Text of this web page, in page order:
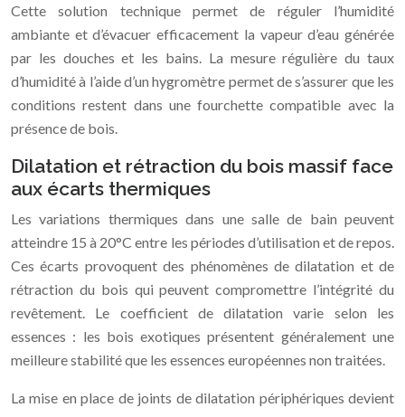
Cette solution technique permet de réguler l’humidité
ambiante et d’évacuer efficacement la vapeur d’eau générée
par les douches et les bains. La mesure régulière du taux
d’humidité à l’aide d’un hygromètre permet de s’assurer que les
conditions restent dans une fourchette compatible avec la
présence de bois.
Dilatation et rétraction du bois massif face
aux écarts thermiques
Les variations thermiques dans une salle de bain peuvent
atteindre 15 à 20°C entre les périodes d’utilisation et de repos.
Ces écarts provoquent des phénomènes de dilatation et de
rétraction du bois qui peuvent compromettre l’intégrité du
revêtement. Le coefficient de dilatation varie selon les
essences : les bois exotiques présentent généralement une
meilleure stabilité que les essences européennes non traitées.
La mise en place de joints de dilatation périphériques devient